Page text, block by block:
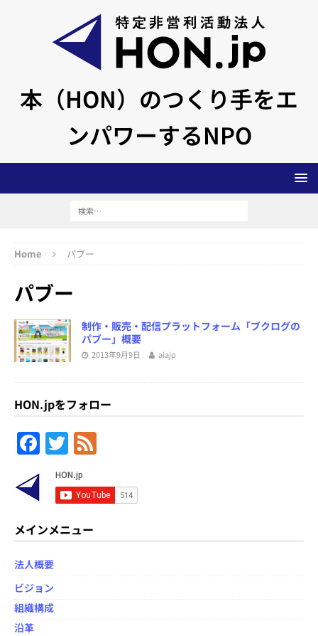
本（HON）のつくり手をエ
ンパワーするNPO
Home パブー
パブー
制作・販売・配信プラットフォーム「ブクログの
パブー」概要
2013年9月9日 aiajp
HON.jpをフォロー
F
b
o
o
k
T
w
itt
er
e
d
メインメニュー
法人概要
ビジョン
組織構成
沿革